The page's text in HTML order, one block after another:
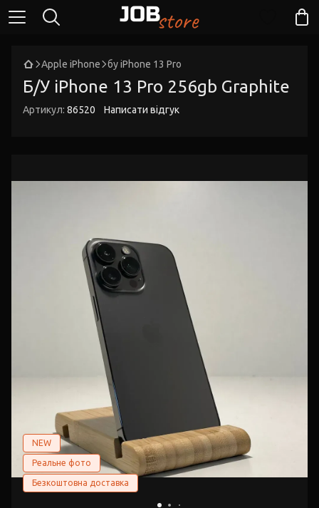
Apple iPhone бу iPhone 13 Pro
Б/У iPhone 13 Pro 256gb Graphite
Артикул: 86520 Написати відгук
NEW
Реальне фото
Безкоштовна доставка